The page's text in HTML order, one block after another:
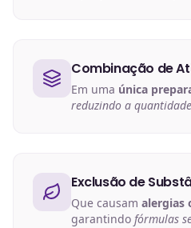
Combinação de
Em uma única
reduzindo a
Exclusão de
Que causam alergias
garantindo fórmulas